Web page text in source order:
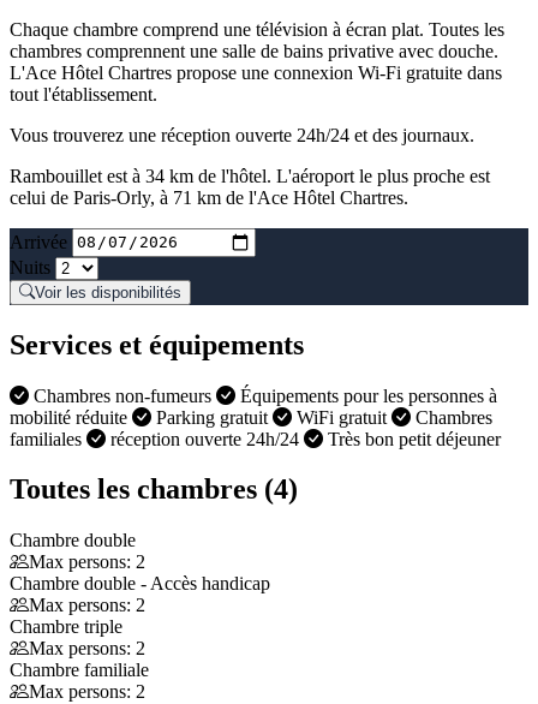
Chaque chambre comprend une télévision à écran plat. Toutes les
chambres comprennent une salle de bains privative avec douche.
L'Ace Hôtel Chartres propose une connexion Wi-Fi gratuite dans
tout l'établissement.
Vous trouverez une réception ouverte 24h/24 et des journaux.
Rambouillet est à 34 km de l'hôtel. L'aéroport le plus proche est
celui de Paris-Orly, à 71 km de l'Ace Hôtel Chartres.
Arrivée
Nuits
Voir les disponibilités
Services et équipements
Chambres non-fumeurs
Équipements pour les personnes à
mobilité réduite
Parking gratuit WiFi gratuit
Chambres
familiales
réception ouverte 24h/24 Très bon petit déjeuner
Toutes les chambres (4)
Chambre double
Max persons: 2
Chambre double - Accès handicap
Max persons: 2
Chambre triple
Max persons: 2
Chambre familiale
Max persons: 2